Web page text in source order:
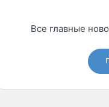
Все главные